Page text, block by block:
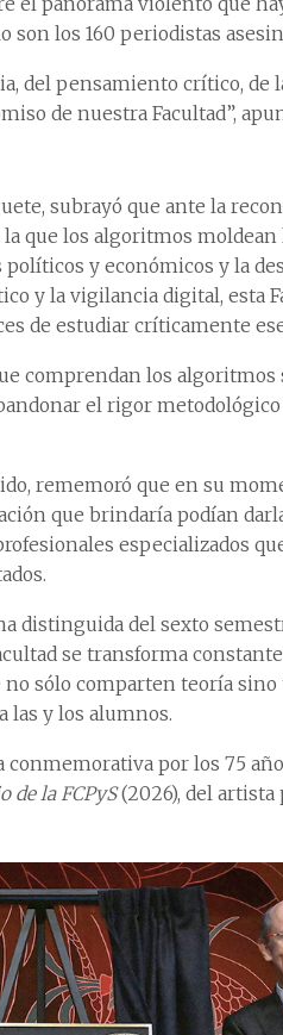
son los 160 periodistas
del pensamiento crítico, de
de nuestra Facultad”,
subrayó que ante la
que los algoritmos
y económicos y la
y la vigilancia digital, esta
de estudiar críticamente
comprendan los algoritmos
el rigor
rememoró que en su
que brindaría podían
especializados
distinguida del sexto
se transforma
no sólo comparten teoría
las y los alumnos.
por los 75
de la FCPyS(2026), del artista